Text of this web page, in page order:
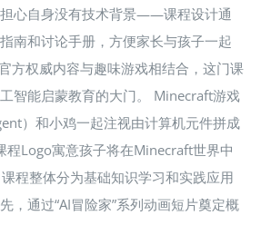
心自身没有技术背景——课程设计通
南和讨论手册，方便家长与孩子一起
方权威内容与趣味游戏相结合，这门课
智能启蒙教育的大门。 Minecraft游戏
）和小鸡一起注视由计算机元件拼成
程Logo寓意孩子将在Minecraft世界中
程整体分为基础知识学习和实践应用
，通过“AI冒险家”系列动画短片奠定概